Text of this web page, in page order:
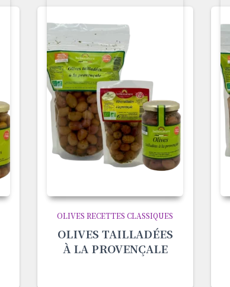
OLIVES RECETTES CLASSIQUES
OLIVES TAILLADÉES
À LA PROVENÇALE